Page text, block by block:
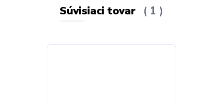
Súvisiaci tovar 1